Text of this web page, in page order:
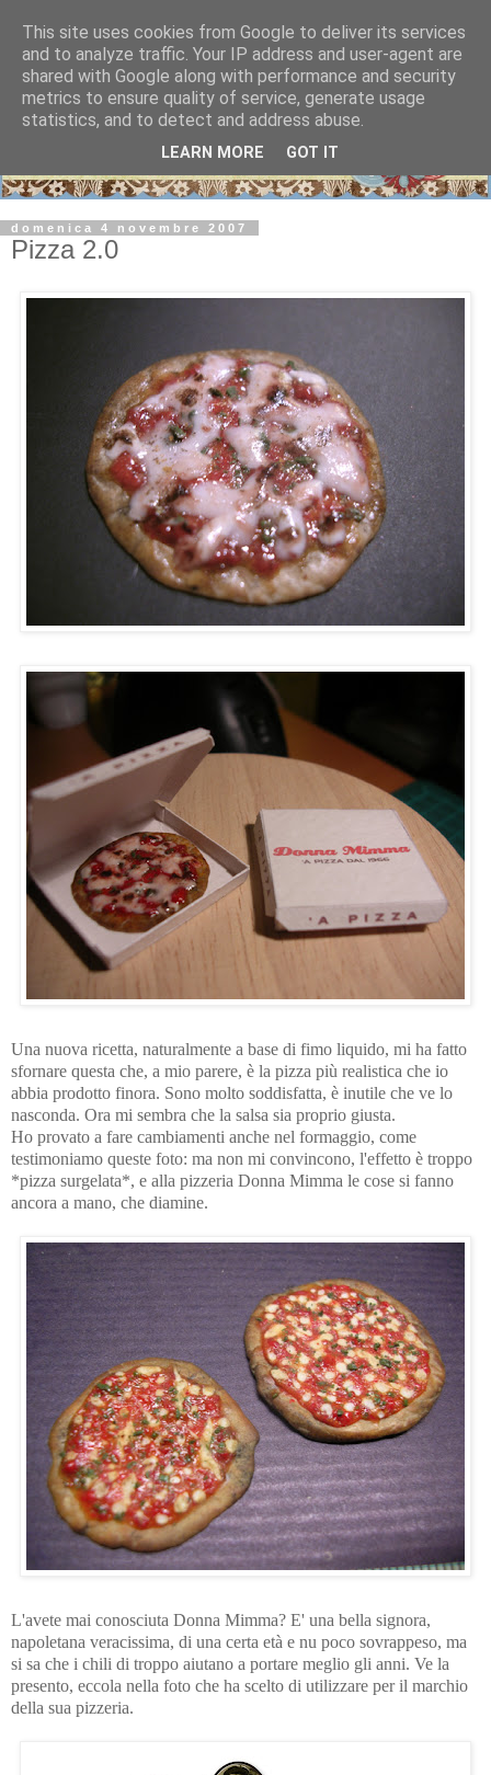
domenica 4 novembre 2007
Pizza 2.0
Una nuova ricetta, naturalmente a base di fimo liquido, mi ha fatto
sfornare questa che, a mio parere, è la pizza più realistica che io
abbia prodotto finora. Sono molto soddisfatta, è inutile che ve lo
nasconda. Ora mi sembra che la salsa sia proprio giusta.
Ho provato a fare cambiamenti anche nel formaggio, come
testimoniamo queste foto: ma non mi convincono, l'effetto è troppo
*pizza surgelata*, e alla pizzeria Donna Mimma le cose si fanno
ancora a mano, che diamine.
L'avete mai conosciuta Donna Mimma? E' una bella signora,
napoletana veracissima, di una certa età e nu poco sovrappeso, ma
si sa che i chili di troppo aiutano a portare meglio gli anni. Ve la
presento, eccola nella foto che ha scelto di utilizzare per il marchio
della sua pizzeria.
This site uses cookies from Google to deliver its services
and to analyze traffic. Your IP address and user-agent are
shared with Google along with performance and security
metrics to ensure quality of service, generate usage
statistics, and to detect and address abuse.
LEARN MORE GOT IT